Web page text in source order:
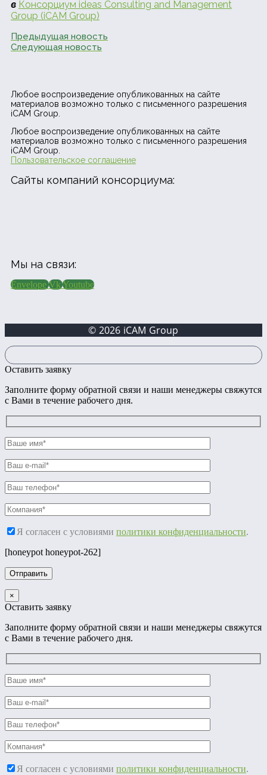
в Консорциум ideas Consulting and Management
Group (iCAM Group)
Предыдущая новость
Следующая новость
Любое воспроизведение опубликованных на сайте
материалов возможно только с письменного разрешения
iCAM Group.
Любое воспроизведение опубликованных на сайте
материалов возможно только с письменного разрешения
iCAM Group.
Пользовательское соглашение
Сайты компаний консорциума:
Мы на связи:
Envelope Vk Youtube
© 2026 iCAM Group
Оставить заявку
Заполните форму обратной связи и наши менеджеры свяжутся
с Вами в течение рабочего дня.
Я согласен с условиями политики конфиденциальности.
[honeypot honeypot-262]
×
Оставить заявку
Заполните форму обратной связи и наши менеджеры свяжутся
с Вами в течение рабочего дня.
Я согласен с условиями политики конфиденциальности.